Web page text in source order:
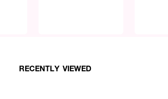
RECENTLY VIEWED